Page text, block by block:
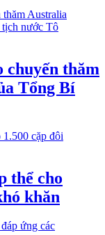
chuyến thăm
Tổng Bí
thể cho
khăn